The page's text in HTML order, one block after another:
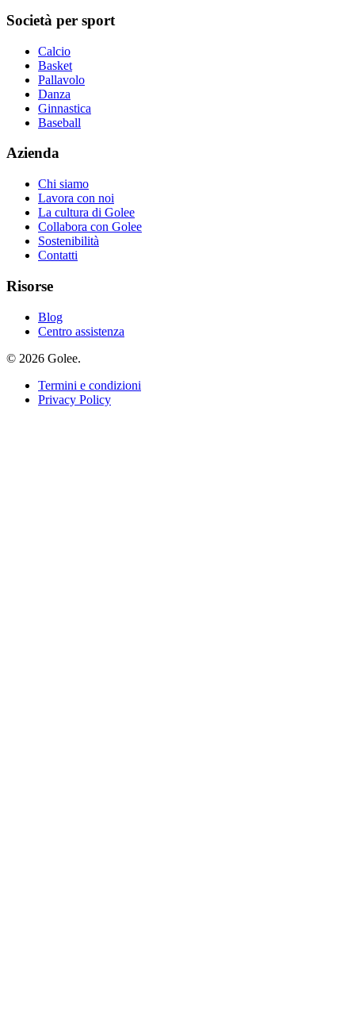
Società per sport
Calcio
Basket
Pallavolo
Danza
Ginnastica
Baseball
Azienda
Chi siamo
Lavora con noi
La cultura di Golee
Collabora con Golee
Sostenibilità
Contatti
Risorse
Blog
Centro assistenza
© 2026 Golee.
Termini e condizioni
Privacy Policy